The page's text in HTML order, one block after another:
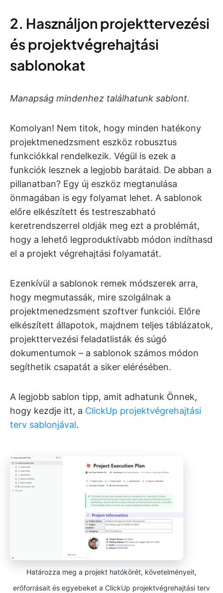
2. Használjon projekttervezési
és projektvégrehajtási
sablonokat
Manapság mindenhez találhatunk sablont.
Komolyan! Nem titok, hogy minden hatékony
projektmenedzsment eszköz robusztus
funkciókkal rendelkezik. Végül is ezek a
funkciók lesznek a legjobb barátaid. De abban a
pillanatban? Egy új eszköz megtanulása
önmagában is egy folyamat lehet. A sablonok
előre elkészített és testreszabható
keretrendszerrel oldják meg ezt a problémát,
hogy a lehető legproduktívabb módon indíthasd
el a projekt végrehajtási folyamatát.
Ezenkívül a sablonok remek módszerek arra,
hogy megmutassák, mire szolgálnak a
projektmenedzsment szoftver funkciói. Előre
elkészített állapotok, majdnem teljes táblázatok,
projekttervezési feladatlisták és súgó
dokumentumok – a sablonok számos módon
segíthetik csapatát a siker elérésében.
A legjobb sablon tipp, amit adhatunk Önnek,
hogy kezdje itt, a ClickUp projektvégrehajtási
terv sablonjával.
Határozza meg a projekt hatókörét, követelményeit,
erőforrásait és egyebeket a ClickUp projektvégrehajtási terv